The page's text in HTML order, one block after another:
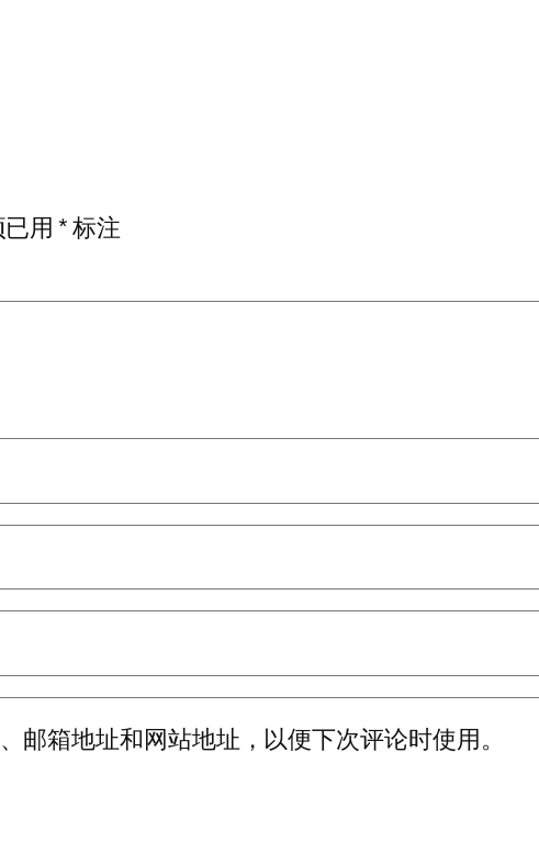
已用*标注
邮箱地址和网站地址，以便下次评论时使用。